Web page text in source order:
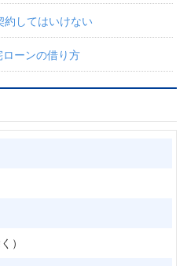
約してはいけない
ーンの借り方
）